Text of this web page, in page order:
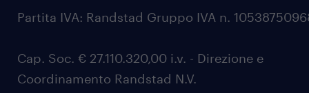
Partita IVA: Randstad Gruppo IVA n.
Cap. Soc. € 27.110.320,00 i.v. - Direzione e
Coordinamento Randstad N.V.